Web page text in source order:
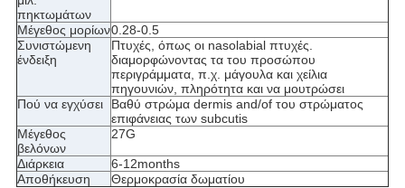
πηκτωμάτων
Μέγεθος μορίων0.28-0.5
Συνιστώμενη
ένδειξη
Πτυχές, όπως οι nasolabial πτυχές.
διαμορφώνοντας τα του προσώπου
περιγράμματα, π.χ. μάγουλα και χείλια
πηγουνιών, πληρότητα και να μουτρώσει
Πού να εγχύσει
Βαθύ στρώμα dermis and/of του στρώματος
επιφάνειας των subcutis
Μέγεθος
βελόνων
27G
Διάρκεια
6-12months
Αποθήκευση
Θερμοκρασία δωματίου